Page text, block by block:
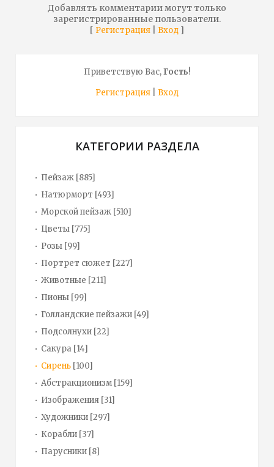
Добавлять комментарии могут только
зарегистрированные пользователи.
[ Регистрация Вход ]
Приветствую Вас,Гость!
Регистрация
Вход
КАТЕГОРИИ РАЗДЕЛА
Пейзаж [885]
Натюрморт [493]
Морской пейзаж [510]
Цветы [775]
Розы [99]
Портрет сюжет [227]
Животные [211]
Пионы [99]
Голландские пейзажи [49]
Подсолнухи [22]
Сакура [14]
Сирень [100]
Абстракционизм [159]
Изображения [31]
Художники [297]
Корабли [37]
Парусники [8]